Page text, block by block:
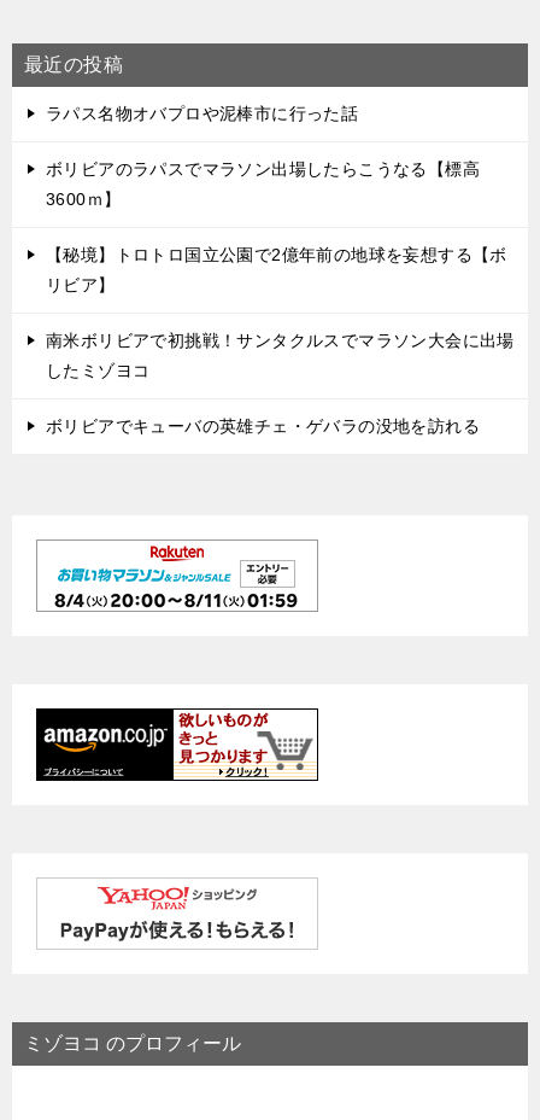
最近の投稿
ラパス名物オバプロや泥棒市に行った話
ボリビアのラパスでマラソン出場したらこうなる【標高
3600ｍ】
【秘境】トロトロ国立公園で2億年前の地球を妄想する【ボ
リビア】
南米ボリビアで初挑戦！サンタクルスでマラソン大会に出場
したミゾヨコ
ボリビアでキューバの英雄チェ・ゲバラの没地を訪れる
ミゾヨコ のプロフィール